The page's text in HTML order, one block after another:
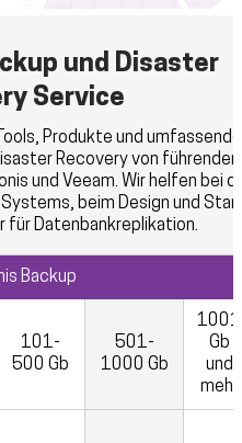
und Disaster
Service
Produkte und
Recovery von führenden
und Veeam. Wir helfen bei
beim Design und
für Datenbankreplikation.
Backup
101-
500 Gb
501-
1000 Gb
1001
Gb
und
mehr